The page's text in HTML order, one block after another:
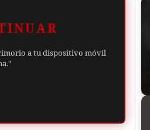
a tu dispositivo móvil